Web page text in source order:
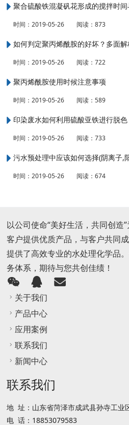
聚合硫酸铁混凝矾花形成的搅拌时
时间：2019-05-26 阅读：873
如何判定聚丙烯酰胺的好坏？多面
时间：2019-05-26 阅读：722
聚丙烯酰胺使用时候注意事项
时间：2019-05-26 阅读：589
印染废水如何利用硫酸亚铁进行脱色
时间：2019-05-26 阅读：733
污水预处理中应该如何选择(阴离子,
时间：2019-05-26 阅读：674
以公司使命“美好生活，共同创造
客户提供优质产品，与客户共同
提供了高效专业的水处理化学品
务体系，期待与您共创佳绩！
关于我们
产品中心
应用案例
联系我们
新闻中心
联系我们
地 址：山东省菏泽市成武县孙寺工业
电 话：18853079583